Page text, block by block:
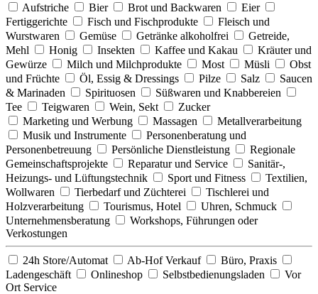
Aufstriche
Bier Brot und Backwaren
Eier
Fertiggerichte
Fisch und Fischprodukte
Fleisch und
Wurstwaren
Gemüse Getränke alkoholfrei
Getreide,
Mehl
Honig Insekten Kaffee und Kakau
Kräuter und
Gewürze
Milch und Milchprodukte Most Müsli
Obst
und Früchte
Öl, Essig & Dressings Pilze Salz
Saucen
& Marinaden
Spirituosen
Süßwaren und Knabbereien
Tee
Teigwaren Wein, Sekt
Zucker
Marketing und Werbung
Massagen
Metallverarbeitung
Musik und Instrumente
Personenberatung und
Personenbetreuung
Persönliche Dienstleistung
Regionale
Gemeinschaftsprojekte
Reparatur und Service
Sanitär-,
Heizungs- und Lüftungstechnik
Sport und Fitness
Textilien,
Wollwaren
Tierbedarf und Züchterei
Tischlerei und
Holzverarbeitung
Tourismus, Hotel
Uhren, Schmuck
Unternehmensberatung
Workshops, Führungen oder
Verkostungen
24h Store/Automat Ab-Hof Verkauf
Büro, Praxis
Ladengeschäft
Onlineshop Selbstbedienungsladen
Vor
Ort Service